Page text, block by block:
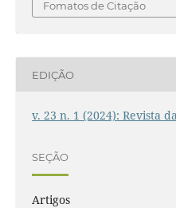
Fomatos de Citação
EDIÇÃO
v. 23 n. 1 (2024): Revista
SEÇÃO
Artigos